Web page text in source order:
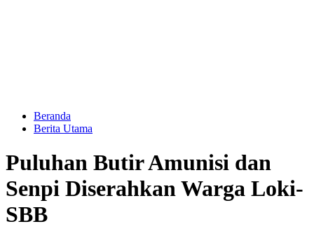
Beranda
Berita Utama
Puluhan Butir Amunisi dan
Senpi Diserahkan Warga Loki-
SBB